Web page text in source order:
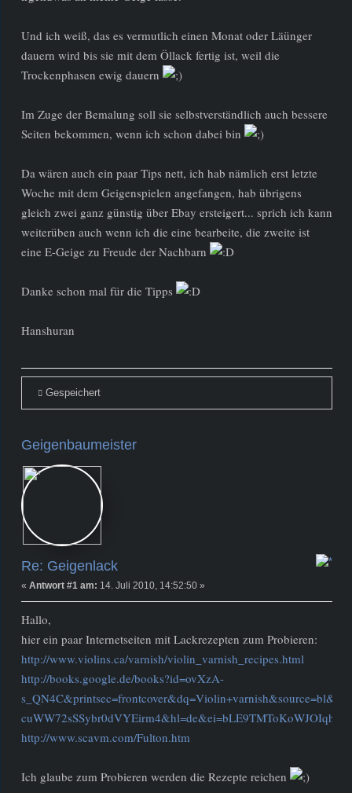
Und ich weiß, das es vermutlich einen Monat oder Läünger
dauern wird bis sie mit dem Öllack fertig ist, weil die
Trockenphasen ewig dauern
Im Zuge der Bemalung soll sie selbstverständlich auch bessere
Seiten bekommen, wenn ich schon dabei bin
Da wären auch ein paar Tips nett, ich hab nämlich erst letzte
Woche mit dem Geigenspielen angefangen, hab übrigens
gleich zwei ganz günstig über Ebay ersteigert... sprich ich kann
weiterüben auch wenn ich die eine bearbeite, die zweite ist
eine E-Geige zu Freude der Nachbarn
Danke schon mal für die Tipps
Hanshuran
Gespeichert
Administrator Beiträge: 216
Geigenbaumeister
Re: Geigenlack
« Antwort #1 am: 14. Juli 2010, 14:52:50 »
Hallo,
hier ein paar Internetseiten mit Lackrezepten zum Probieren:
http://www.violins.ca/varnish/violin_varnish_recipes.html
http://books.google.de/books?id=ovXzA-
http://www.scavm.com/Fulton.htm
Ich glaube zum Probieren werden die Rezepte reichen